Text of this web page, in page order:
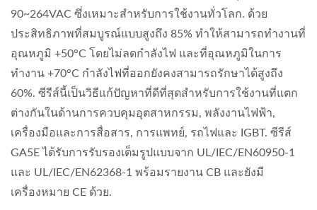
90~264VAC ซึ่งเหมาะสำหรับการใช้งานทั่วโลก. ด้วย
ประสิทธิภาพที่สมบูรณ์แบบสูงถึง 85% ทำให้สามารถทำงานที่
อุณหภูมิ +50°C โดยไม่ลดกำลังไฟ และที่อุณหภูมิในการ
ทำงาน +70°C กำลังไฟที่ออกยังคงสามารถรักษาได้สูงถึง
60%. ซีรีส์นี้เป็นวิธีแก้ปัญหาที่ดีที่สุดสำหรับการใช้งานที่แตก
ต่างกันในด้านการควบคุมอุตสาหกรรม, พลังงานไฟฟ้า,
เครื่องมือและการสื่อสาร, การแพทย์, รถไฟและ IGBT. ซีรีส์
GA5E ได้รับการรับรองเต็มรูปแบบจาก UL/IEC/EN60950-1
และ UL/IEC/EN62368-1 พร้อมรายงาน CB และยังมี
เครื่องหมาย CE ด้วย.